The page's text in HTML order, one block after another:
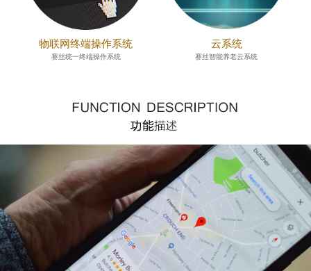
物联网终端操作系统
赛丝统一终端操作系统
云系统
赛丝智能养老云系统